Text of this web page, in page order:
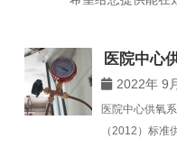
医院中心
2022年 9
医院中心供氧
（2012）标准